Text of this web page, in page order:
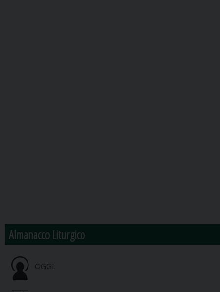
Almanacco Liturgico
OGGI: